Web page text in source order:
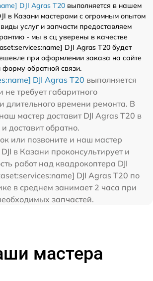
DJI Agras T20 выполняется в нашем
в Казани мастерами с огромным опытом
услуг и запчасти предоставляем
- мы в сц уверены в качестве
DJI Agras T20 будет
при оформлении заказа на сайте
форму обратной связи.
DJI Agras T20 выполняется
не требует габаритного
длительного времени ремонта. В
мастер доставит DJI Agras T20 в
доставит обратно.
или позвоните и наш мастер
в Казани проконсультирует и
работ над квадрокоптера DJI
DJI Agras T20 по
в среднем занимает 2 часа при
запчастей.
мастера